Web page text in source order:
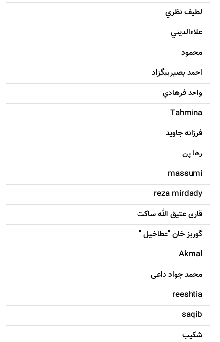
لطيف نظري
علاءالديني
محمود
احمد بصيربيگزاد
واحد فرهادي
Tahmina
فرزانه جاويد
رها پن
massumi
reza mirdady
قاری عتیق الله ساکت
گوربز خان "عطاخیل "
Akmal
محمد جواد داعی
reeshtia
saqib
شکيب